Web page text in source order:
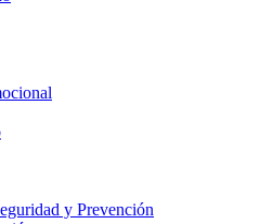
y Prevención